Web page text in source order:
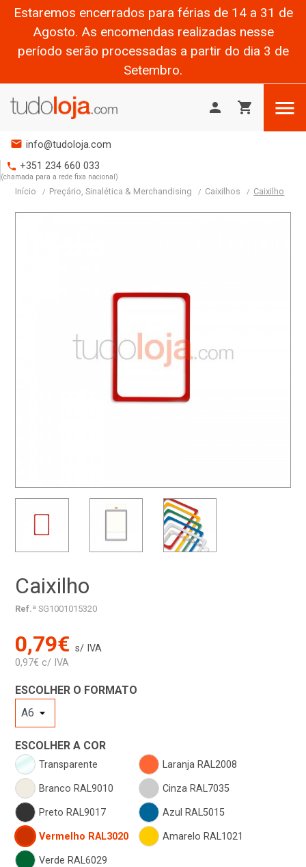
Estaremos encerrados para férias de 14 a 31 de
Agosto. As encomendas realizadas nesse
período serão processadas a partir do dia 3 de
Setembro.
person shopping_cart 
mail info@tudoloja.com
phone +351 234 660 033
(chamada para a rede fixa nacional)
Início Preçário, Sinalética & Merchandising Caixilhos Caixilho
Caixilho
Ref.ª SG1001015320
0,79€ s/ IVA
0,97€ c/ IVA
ESCOLHER O FORMATO
ESCOLHER A COR
Transparente
Branco RAL9010
Preto RAL9017
Vermelho RAL3020
Verde RAL6029
Laranja RAL2008
Cinza RAL7035
Azul RAL5015
Amarelo RAL1021